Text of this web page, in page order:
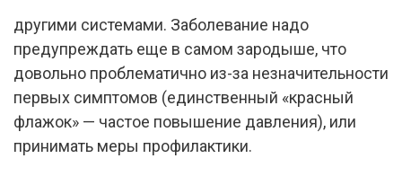
другими системами. Заболевание надо
предупреждать еще в самом зародыше, что
довольно проблематично из-за незначительности
первых симптомов (единственный «красный
флажок» — частое повышение давления), или
принимать меры профилактики.